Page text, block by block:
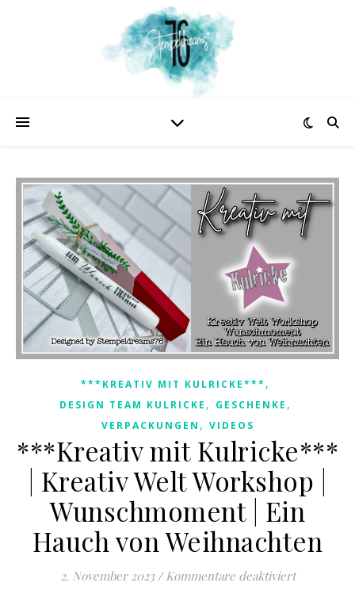
***KREATIV MIT KULRICKE***,
DESIGN TEAM KULRICKE , GESCHENKE ,
VERPACKUNGEN , VIDEOS
***Kreativ mit Kulricke***
| Kreativ Welt Workshop |
Wunschmoment | Ein
Hauch von Weihnachten
2. November 2023 / Kommentare deaktiviertfür